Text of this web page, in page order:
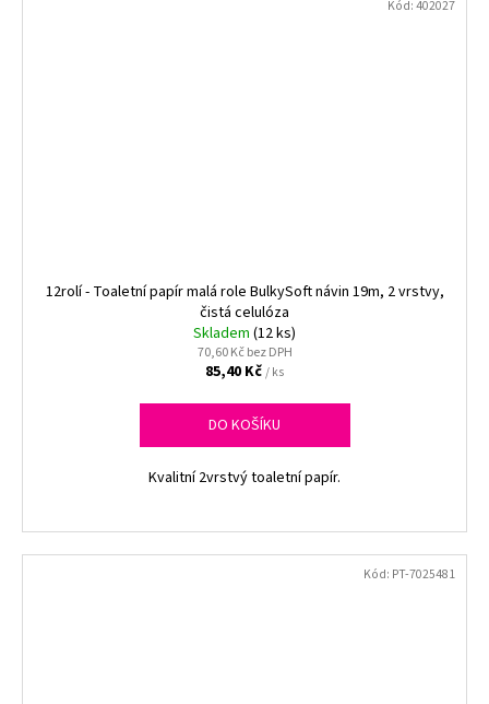
12rolí - Toaletní papír malá role BulkySoft návin 19m, 2 vrstvy,
čistá celulóza
Skladem (12 ks)
70,60 Kč bez DPH
85,40 Kč/ ks
DO KOŠÍKU
Kvalitní 2vrstvý toaletní papír.
Kód:402027
Kód: PT-7025481